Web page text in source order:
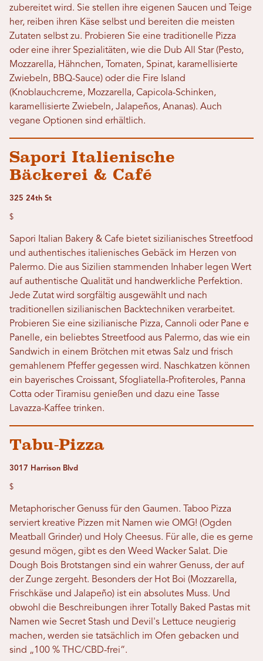
zubereitet wird. Sie stellen ihre eigenen Saucen und Teige
her, reiben ihren Käse selbst und bereiten die meisten
Zutaten selbst zu. Probieren Sie eine traditionelle Pizza
oder eine ihrer Spezialitäten, wie die Dub All Star (Pesto,
Mozzarella, Hähnchen, Tomaten, Spinat, karamellisierte
Zwiebeln, BBQ-Sauce) oder die Fire Island
(Knoblauchcreme, Mozzarella, Capicola-Schinken,
karamellisierte Zwiebeln, Jalapeños, Ananas). Auch
vegane Optionen sind erhältlich.
Sapori Italienische
Bäckerei & Café
325 24th St
$
Sapori Italian Bakery & Cafe bietet sizilianisches Streetfood
und authentisches italienisches Gebäck im Herzen von
Palermo. Die aus Sizilien stammenden Inhaber legen Wert
auf authentische Qualität und handwerkliche Perfektion.
Jede Zutat wird sorgfältig ausgewählt und nach
traditionellen sizilianischen Backtechniken verarbeitet.
Probieren Sie eine sizilianische Pizza, Cannoli oder Pane e
Panelle, ein beliebtes Streetfood aus Palermo, das wie ein
Sandwich in einem Brötchen mit etwas Salz und frisch
gemahlenem Pfeffer gegessen wird. Naschkatzen können
ein bayerisches Croissant, Sfogliatella-Profiteroles, Panna
Cotta oder Tiramisu genießen und dazu eine Tasse
Lavazza-Kaffee trinken.
Tabu-Pizza
3017 Harrison Blvd
$
Metaphorischer Genuss für den Gaumen. Taboo Pizza
serviert kreative Pizzen mit Namen wie OMG! (Ogden
Meatball Grinder) und Holy Cheesus. Für alle, die es gerne
gesund mögen, gibt es den Weed Wacker Salat. Die
Dough Bois Brotstangen sind ein wahrer Genuss, der auf
der Zunge zergeht. Besonders der Hot Boi (Mozzarella,
Frischkäse und Jalapeño) ist ein absolutes Muss. Und
obwohl die Beschreibungen ihrer Totally Baked Pastas mit
Namen wie Secret Stash und Devil's Lettuce neugierig
machen, werden sie tatsächlich im Ofen gebacken und
sind „100 % THC/CBD-frei“.